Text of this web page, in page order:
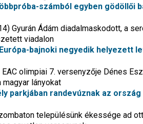
számból egyben gödöllői
Gyurán Ádám diadalmaskodott, a
viadalon
bajnoki negyedik helyezett
EAC olimpiai 7. versenyzője Dénes
lányokat
parkjában randevúznak az
településünk ékessége ad